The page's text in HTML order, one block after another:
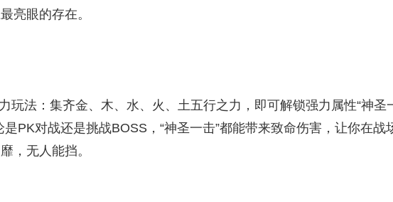
亮眼的存在。​
玩法：集齐金、木、水、火、土五行之力，即可解锁强力属性“神圣
是PK对战还是挑战BOSS，“神圣一击”都能带来致命伤害，让你在战
，无人能挡。​